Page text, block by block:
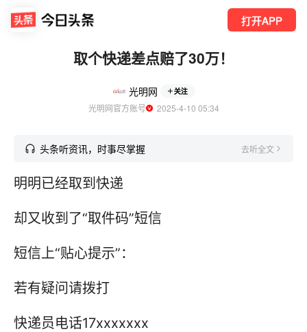
打开APP
取个快递差点赔了30万！
光明网 关注
光明网官方账号
  2025-4-10 05:34
头条听资讯，时事尽掌握 去听全文
明明已经取到快递
却又收到了“取件码”短信
短信上“贴心提示”：
若有疑问请拨打
快递员电话17xxxxxxx